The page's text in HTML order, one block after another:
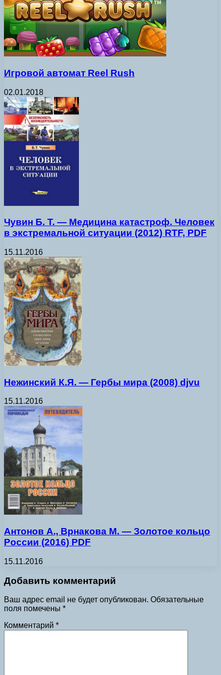
Игровой автомат Reel Rush
02.01.2018
Чувин Б. Т. — Медицина катастроф. Человек
в экстремальной ситуации (2012) RTF, PDF
15.11.2016
Нежинский К.Я. — Гербы мира (2008) djvu
15.11.2016
Антонов А., Врнакова М. — Золотое кольцо
России (2016) PDF
15.11.2016
Добавить комментарий
Ваш адрес email не будет опубликован. Обязательные
поля помечены *
Комментарий *